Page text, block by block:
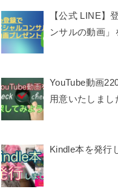
【公式 LINE】
ンサルの動画
YouTube動画
用意いたしまし
Kindle本を発行